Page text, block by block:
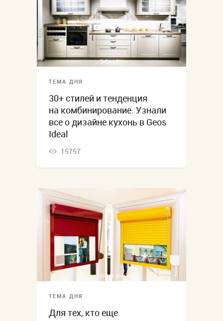
ТЕМА ДНЯ
30+ стилей и тенденция
на комбинирование. Узнали
все о дизайне кухонь в Geos
Ideal
15757
ТЕМА ДНЯ
Для тех, кто еще